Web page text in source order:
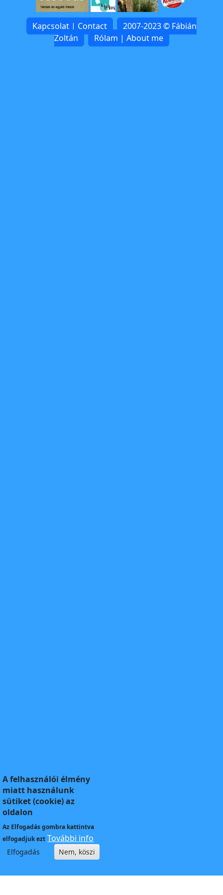
Kapcsolat | Contact
2007-2023 © Fábián
Zoltán
Rólam | About me
A felhasználói élmény
miatt használunk
sütiket (cookie) az
oldalon
Az Elfogadásgombra kattintva
elfogadjuk ezt További info
Elfogadás Nem, köszi